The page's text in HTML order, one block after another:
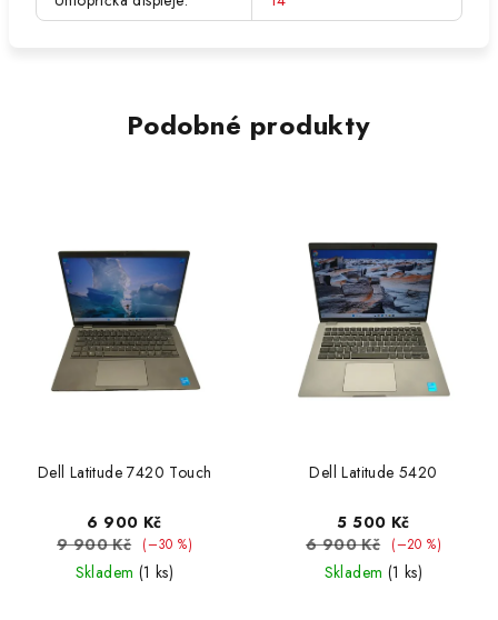
Podobné produkty
Dell Latitude 7420 Touch
6 900 Kč
9 900 Kč
(–30 %)
Skladem (1 ks)
Dell Latitude 5420
5 500 Kč
6 900 Kč
(–20 %)
Skladem (1 ks)